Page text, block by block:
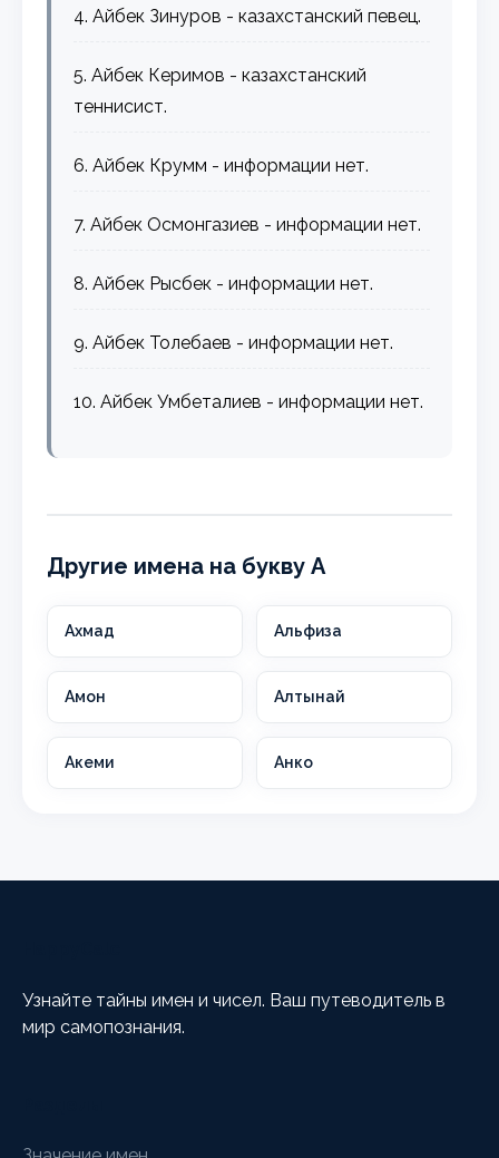
4. Айбек Зинуров - казахстанский певец.
5. Айбек Керимов - казахстанский
теннисист.
6. Айбек Крумм - информации нет.
7. Айбек Осмонгазиев - информации нет.
8. Айбек Рысбек - информации нет.
9. Айбек Толебаев - информации нет.
10. Айбек Умбеталиев - информации нет.
Другие имена на букву А
Ахмад Альфиза
Амон Алтынай
Акеми Анко
Узнайте тайны имен и чисел. Ваш путеводитель в
мир самопознания.